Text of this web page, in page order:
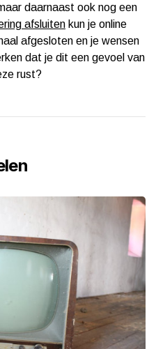
daarnaast ook nog een
afsluiten kun je online
afgesloten en je wensen
dat je dit een gevoel van
rust?